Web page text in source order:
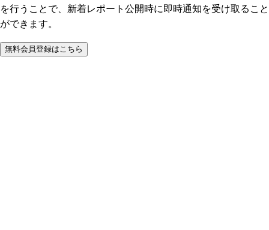
を行うことで、新着レポート公開時に即時通知を受け取ること
ができます。
無料会員登録はこちら